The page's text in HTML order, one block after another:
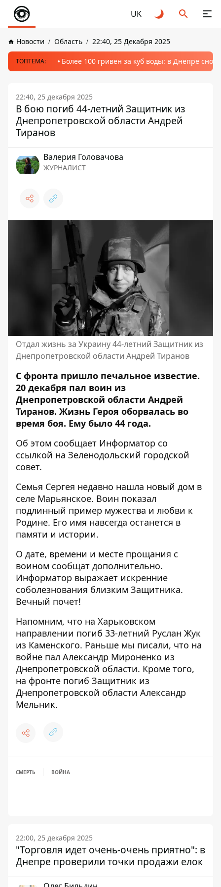
UK
Новости Область 22:40, 25 Декабря 2025
ТОПТЕМА: Более 100 гривен за куб воды: в Днепре
22:40, 25 декабря 2025
В бою погиб 44-летний Защитник из
Днепропетровской области Андрей
Тиранов
Валерия Головачова
ЖУРНАЛИСТ
Отдал жизнь за Украину 44-летний Защитник из
Днепропетровской области Андрей Тиранов
С фронта пришло печальное известие.
20 декабря пал воин из
Днепропетровской области Андрей
Тиранов. Жизнь Героя оборвалась во
время боя. Ему было 44 года.
Об этом сообщает Информатор со
ссылкой на Зеленодольский городской
совет.
Семья Сергея недавно нашла новый дом в
селе Марьянское. Воин показал
подлинный пример мужества и любви к
Родине. Его имя навсегда останется в
памяти и истории.
О дате, времени и месте прощания с
воином сообщат дополнительно.
Информатор выражает искренние
соболезнования близким Защитника.
Вечный почет!
Напомним, что на Харьковском
направлении погиб 33-летний Руслан Жук
из Каменского. Раньше мы писали, что на
войне пал Александр Мироненко из
Днепропетровской области. Кроме того,
на фронте погиб Защитник из
Днепропетровской области Александр
Мельник.
СМЕРТЬ ВОЙНА
22:00, 25 декабря 2025
"Торговля идет очень-очень приятно": в
Днепре проверили точки продажи елок